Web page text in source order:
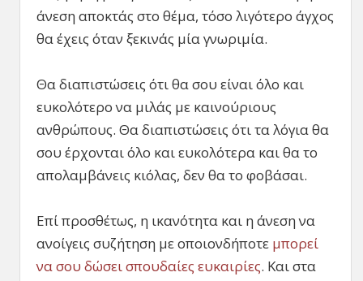
άνεση αποκτάς στο θέμα, τόσο λιγότερο άγχος
θα έχεις όταν ξεκινάς μία γνωριμία.
Θα διαπιστώσεις ότι θα σου είναι όλο και
ευκολότερο να μιλάς με καινούριους
ανθρώπους. Θα διαπιστώσεις ότι τα λόγια θα
σου έρχονται όλο και ευκολότερα και θα το
απολαμβάνεις κιόλας, δεν θα το φοβάσαι.
Επί προσθέτως, η ικανότητα και η άνεση να
ανοίγεις συζήτηση με οποιονδήποτε μπορεί
να σου δώσει σπουδαίες ευκαιρίες. Και στα